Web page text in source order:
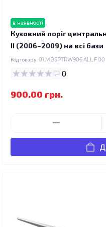
в наявності
Кузовний поріг
II (2006–2009) на всі бази
Код товару: 01.MBSPTRW906.ALL.F.00
0
900.00 грн.